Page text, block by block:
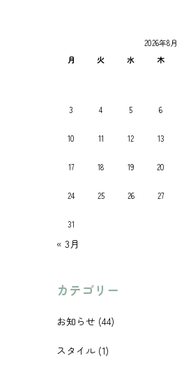
2026年8月
月
火 水 木
3 4 5 6
10 11 12 13
17 18 19 20
24 25 26 27
31
« 3月
カテゴリー
お知らせ (44)
スタイル (1)